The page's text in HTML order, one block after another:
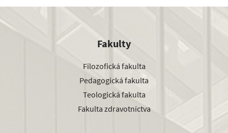
Fakulty
Filozofická fakulta
Pedagogická fakulta
Teologická fakulta
Fakulta zdravotníctva